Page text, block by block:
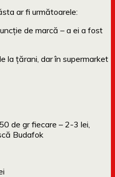
ar fi următoarele:
de marcă – a ei a fost
la țărani, dar în supermarket
de gr fiecare – 2-3 lei,
Budafok